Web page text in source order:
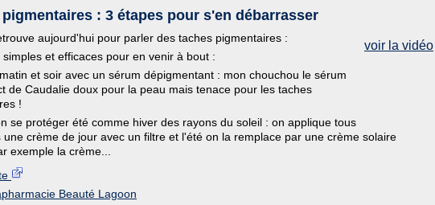
pigmentaires : 3 étapes pour s'en débarrasser
voir la vidéo
aujourd'hui pour parler des taches pigmentaires :
simples et efficaces pour en venir à bout :
et soir avec un sérum dépigmentant : mon chouchou le sérum
de Caudalie doux pour la peau mais tenace pour les taches
!
se protéger été comme hiver des rayons du soleil : on applique tous
une crème de jour avec un filtre et l'été on la remplace par une crème solaire
exemple la crème...
Beauté Lagoon